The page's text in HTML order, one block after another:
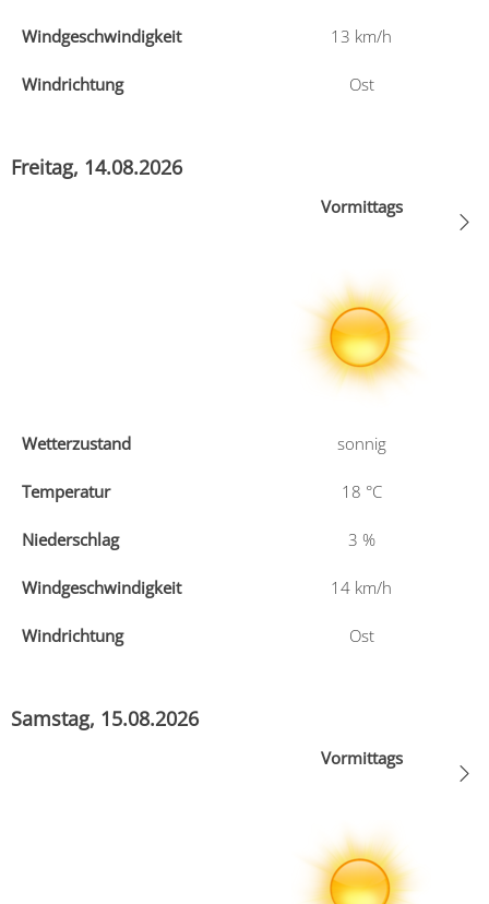
Windgeschwindigkeit 13 km/h
Windrichtung Ost
Freitag, 14.08.2026
Vormittags
Wetterzustand sonnig
Temperatur 18 °C
Niederschlag 3 %
Windgeschwindigkeit 14 km/h
Windrichtung Ost
Samstag, 15.08.2026
Vormittags